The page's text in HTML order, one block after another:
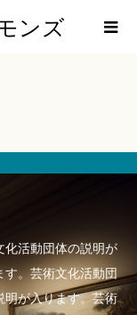
ンズ
化活動団体の説明が
す。芸術文化活動団
明が入ります。芸術